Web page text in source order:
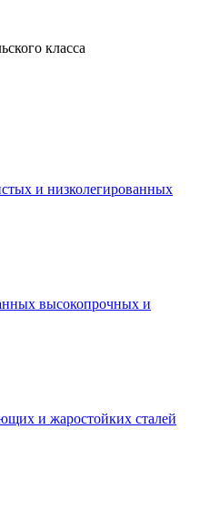
класса
и низколегированных
высокопрочных и
и жаростойких сталей